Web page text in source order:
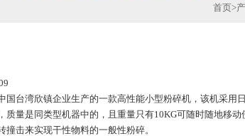
首页>
国台湾欣镇企业生产的一款高性能小型粉碎机，该机采用
质量是同类型机器中的，且重量只有10KG可随时随地移动
撞击来实现干性物料的一般性粉碎。